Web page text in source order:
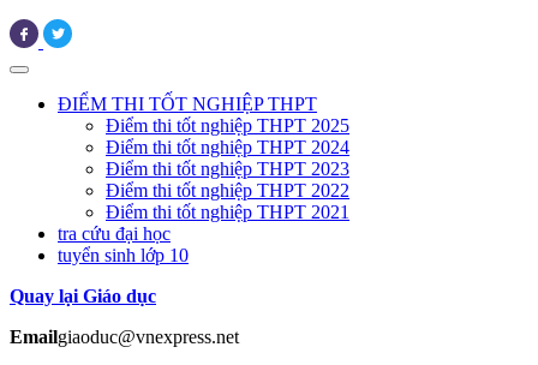
ĐIỂM THI TỐT NGHIỆP THPT
Điểm thi tốt nghiệp THPT 2025
Điểm thi tốt nghiệp THPT 2024
Điểm thi tốt nghiệp THPT 2023
Điểm thi tốt nghiệp THPT 2022
Điểm thi tốt nghiệp THPT 2021
tra cứu đại học
tuyển sinh lớp 10
Quay lại Giáo dục
Emailgiaoduc@vnexpress.net